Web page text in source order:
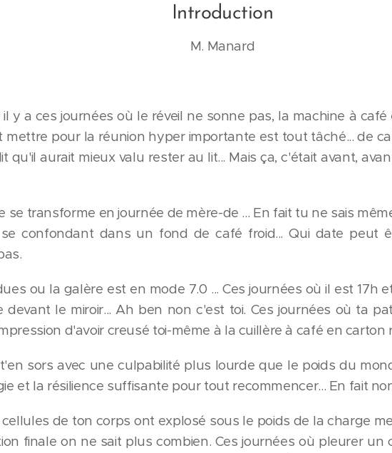
Introduction
M. Manard
y a ces journées où le réveil ne sonne pas, la machine à
mettre pour la réunion hyper importante est tout tâché... de
qu'il aurait mieux valu rester au lit... Mais ça, c'était avant,
se transforme en journée de mère-de ... En fait tu ne sais
confondant dans un fond de café froid... Qui date peut
ou la galère est en mode 7.0 ... Ces journées où il est 17h
devant le miroir... Ah ben non c'est toi. Ces journées où ta
d'avoir creusé toi-même à la cuillère à café en
sors avec une culpabilité plus lourde que le poids du
et la résilience suffisante pour tout recommencer... En fait
de ton corps ont explosé sous le poids de la charge
finale on ne sait plus combien. Ces journées où pleurer